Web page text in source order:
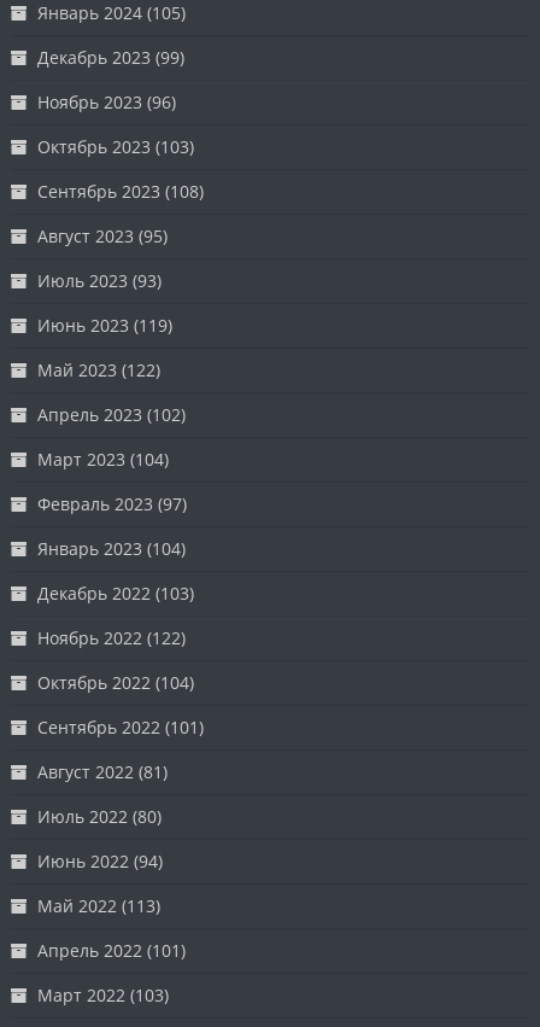
Январь 2024 (105)
Декабрь 2023 (99)
Ноябрь 2023 (96)
Октябрь 2023 (103)
Сентябрь 2023 (108)
Август 2023 (95)
Июль 2023 (93)
Июнь 2023 (119)
Май 2023 (122)
Апрель 2023 (102)
Март 2023 (104)
Февраль 2023 (97)
Январь 2023 (104)
Декабрь 2022 (103)
Ноябрь 2022 (122)
Октябрь 2022 (104)
Сентябрь 2022 (101)
Август 2022 (81)
Июль 2022 (80)
Июнь 2022 (94)
Май 2022 (113)
Апрель 2022 (101)
Март 2022 (103)